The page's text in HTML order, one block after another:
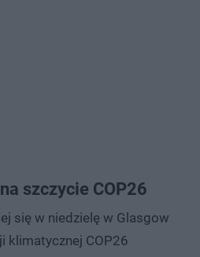
szczycie COP26
się w niedzielę w Glasgow
klimatycznej COP26